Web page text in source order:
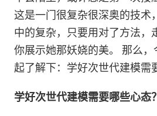
这是一门很复杂很深奥的技术
中的复杂，只要用对了方法，
你展示她那妖娆的美。 那么
起了解下：学好次世代建模需
学好次世代建模需要哪些心态？